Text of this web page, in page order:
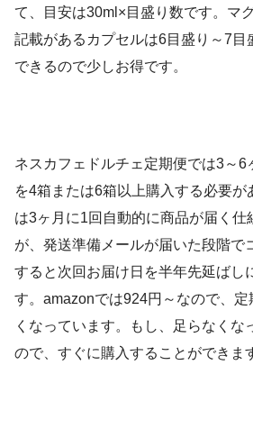
て、目安は30ml×目盛り数です。マ
記載があるカプセルは6目盛り～7目
できるので少しお得です。
ネスカフェドルチェ定期便では3～6
を4箱または6箱以上購入する必要が
は3ヶ月に1回自動的に商品が届く仕
が、発送準備メールが届いた段階で
すると次回お届け日を半年先延ばし
す。amazonでは924円～なので、
くなっています。もし、足らなくな
ので、すぐに購入することができま